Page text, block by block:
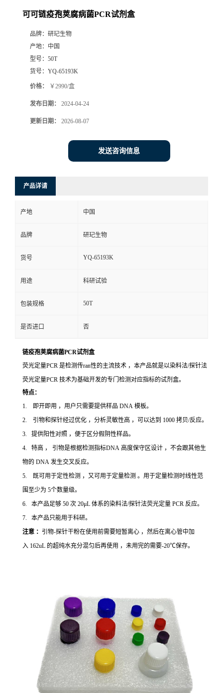
可可链疫孢荚腐病菌PCR试剂盒
品牌： 研玘生物
产地： 中国
型号： 50T
货号： YQ-65193K
价格： ￥2990/盒
发布日期： 2024-04-24
更新日期： 2026-08-07
发送咨询信息
产品详请
产地 中国
品牌 研玘生物
货号 YQ-65193K
用途 科研试验
包装规格 50T
是否进口 否
链疫孢荚腐病菌PCR试剂盒
荧光定量PCR 是检测传ran性的主流技术 ，本产品就是以染料法/探针法
荧光定量PCR 技术为基础开发的专门检测对应指标的试剂盒。
特点：
1. 即开即用 ，用户只需要提供样品 DNA 模板。
2. 引物和探针经过优化 ，分析灵敏性高 ，可以达到 1000 拷贝/反应。
3. 提供阳性对照 ，便于区分假阴性样品。
4. 特高 ， 引物是根据检测指标DNA 高度保守区设计 ，不会跟其他生
物的 DNA 发生交叉反应。
5. 既可用于定性检测 ，又可用于定量检测 。用于定量检测时线性范
围至少为 5个数量级。
6. 本产品足够 50 次 20μL 体系的染料法/探针法荧光定量 PCR 反应。
7. 本产品只能用于科研。
注意 ： 引物-探针干粉在使用前需要短暂离心 ，然后在离心管中加
入 162uL 的超纯水充分混匀后再使用 ，未用完的需要-20℃保存。